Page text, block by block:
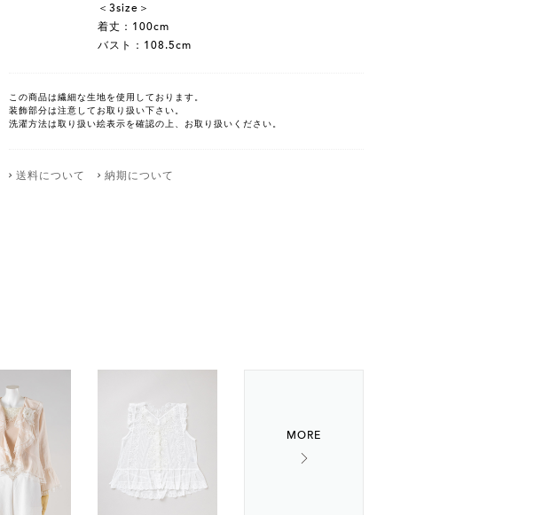
＜3size＞
着丈：100cm
バスト：108.5cm
この商品は繊細な生地を使用しております。
装飾部分は注意してお取り扱い下さい。
洗濯方法は取り扱い絵表示を確認の上、お取り扱いください。
送料について 納期について